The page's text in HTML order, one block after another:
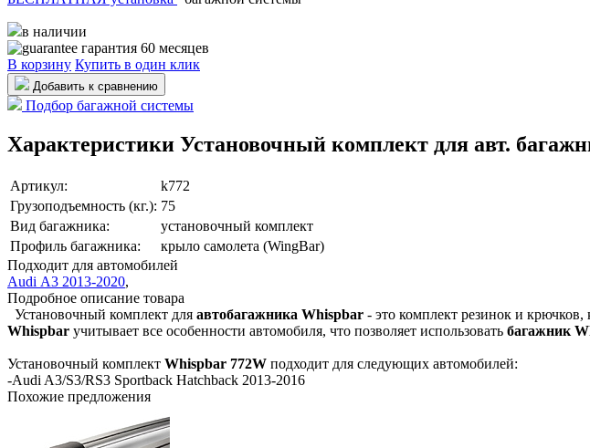
в наличии
гарантия 60 месяцев
В корзину Купить в один клик
Добавить к сравнению
Подбор багажной системы
Характеристики Установочный комплект для авт.
Артикул:
k772
Грузоподъемность (кг.): 75
Вид багажника:
установочный комплект
Профиль багажника:
крыло самолета (WingBar)
Подходит для автомобилей
Audi A3 2013-2020,
Подробное описание товара
Установочный комплект для автобагажника Whispbar - это комплект резинок и крючков,
Whispbar учитывает все особенности автомобиля, что позволяет использовать багажник
Установочный комплект Whispbar 772W подходит для следующих автомобилей:
-Audi A3/S3/RS3 Sportback Hatchback 2013-2016
Похожие предложения